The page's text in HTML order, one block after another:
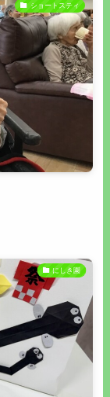
ショートスティ
にしき園